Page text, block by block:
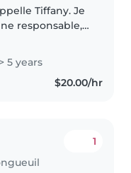
Tiffany. Je
responsable,
de
5 years
$20.00/hr
1